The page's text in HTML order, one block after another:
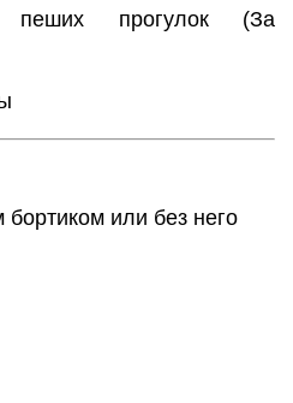
прогулок (За
или без него